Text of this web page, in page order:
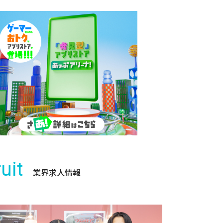
業界求人情報